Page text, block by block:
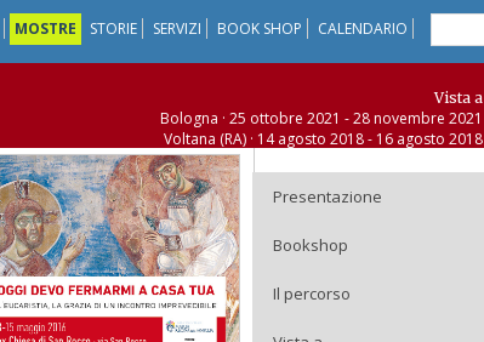
MOSTRE STORIE SERVIZI BOOK SHOP CALENDARIO
Vista a
Bologna · 25 ottobre 2021 - 28 novembre 2021
Voltana (RA) · 14 agosto 2018 - 16 agosto 2018
Voltana (RA) · 13 agosto 2017 - 15 agosto 2017
Cesena (FC) · 22 maggio 2016 - 29 maggio 2016
Presentazione
Bookshop
Il percorso